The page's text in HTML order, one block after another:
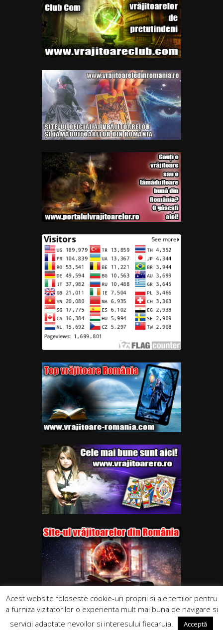
Acest website foloseste cookie-uri proprii si ale tertilor pentru
a furniza vizitatorilor o experienta mult mai buna de navigare si
servicii adaptate nevoilor si interesului fiecaruia.
Acceptă